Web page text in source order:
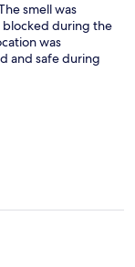
smell was
blocked during the
was
and safe during